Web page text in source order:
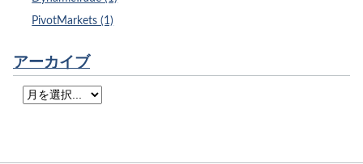
PivotMarkets (1)
アーカイブ